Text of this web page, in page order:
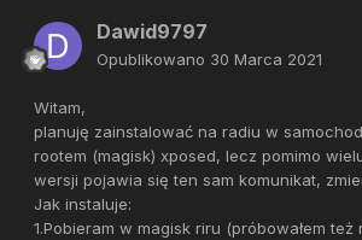
Dawid9797
Opublikowano 30 Marca 2021
Witam,
planuję zainstalować na radiu w
rootem (magisk) xposed, lecz pomimo
wersji pojawia się ten sam komunikat,
Jak instaluje:
1.Pobieram w magisk riru (próbowałem